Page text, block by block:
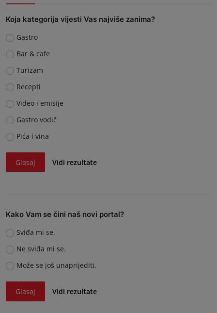
Koja kategorija vijesti Vas najviše zanima?
Gastro
Bar & cafe
Turizam
Recepti
Video i emisije
Gastro vodič
Pića i vina
Glasaj Vidi rezultate
Kako Vam se čini naš novi portal?
Sviđa mi se.
Ne sviđa mi se.
Može se još unaprijediti.
Glasaj Vidi rezultate